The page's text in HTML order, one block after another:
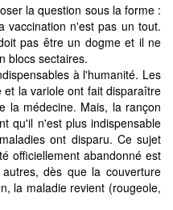
la question sous la forme :
vaccination n'est pas un tout.
pas être un dogme et il ne
blocs sectaires.
à l'humanité. Les
la variole ont fait disparaître
la médecine. Mais, la rançon
qu'il n'est plus indispensable
ont disparu. Ce sujet
officiellement abandonné est
dès que la couverture
la maladie revient (rougeole,